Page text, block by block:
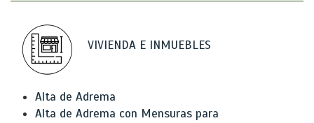
VIVIENDA E INMUEBLES
Alta de Adrema
Alta de Adrema con Mensuras para